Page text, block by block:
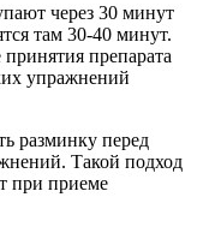
через 30 минут
там 30-40 минут.
препарата
упражнений
разминку перед
Такой подход
при приеме